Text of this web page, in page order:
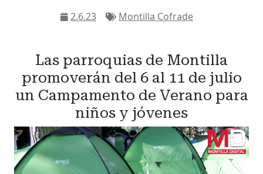
2.6.23
Montilla Cofrade
Las parroquias de Montilla
promoverán del 6 al 11 de julio
un Campamento de Verano para
niños y jóvenes